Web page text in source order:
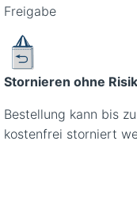
Freigabe
Stornieren ohne
Bestellung kann bis
kostenfrei storniert